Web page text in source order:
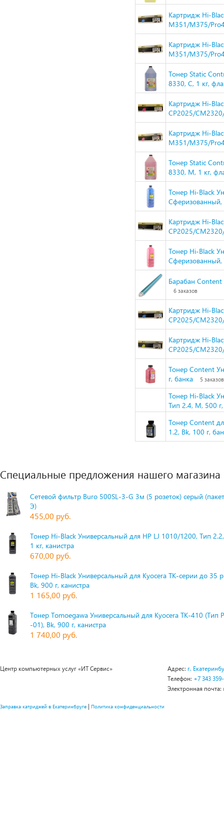
Картридж Hi-
M351/M375/
Картридж Hi-
M351/M375/
Тонер Static
8330, C, 1 кг,
Картридж Hi-
CP2025/
Картридж Hi-
M351/M375/
Тонер Static
8330, M, 1 кг,
Тонер Hi-Black
Сферизованный,
Картридж Hi-
CP2025/
Тонер Hi-Black
Сферизованный,
Барабан
6 заказов
Картридж Hi-
CP2025/
Картридж Hi-
CP2025/
Тонер Content
г, банка
5 заказов
Тонер Hi-Black
Тип 2.4, M, 500
Тонер Content
1.2, Bk, 100 г,
Специальные предложения нашего магазина
Сетевой фильтр Buro 500SL-3-G 3м (5 розеток) серый
Э)
455,00 руб.
Тонер Hi-Black Универсальный для HP LJ 1010/1200, Тип
1 кг, канистра
670,00 руб.
Тонер Hi-Black Универсальный для Kyocera TK-серии до 35
Bk, 900 г, канистра
1 165,00 руб.
Тонер Tomoegawa Универсальный для Kyocera TK-410 (Тип
-01), Bk, 900 г, канистра
1 740,00 руб.
Центр компьютерных услуг «ИТ Сервис» Адрес: г.
Телефон: +7 343
Электронная почта:
Заправка катриджей в Екатеринбруге | Политика конфиденциальности